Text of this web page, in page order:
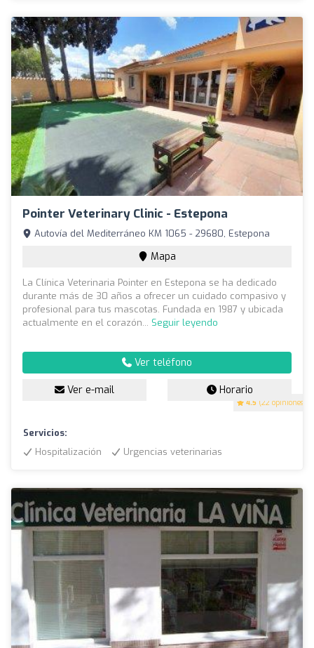
Pointer Veterinary Clinic - Estepona
4.5 (22 opiniones)
Autovía del Mediterráneo KM 1065 - 29680, Estepona
Mapa
La Clínica Veterinaria Pointer en Estepona se ha dedicado
durante más de 30 años a ofrecer un cuidado compasivo y
profesional para tus mascotas. Fundada en 1987 y ubicada
actualmente en el corazón... Seguir leyendo
Ver teléfono
Ver e-mail Horario
Servicios:
Hospitalización
Urgencias veterinarias